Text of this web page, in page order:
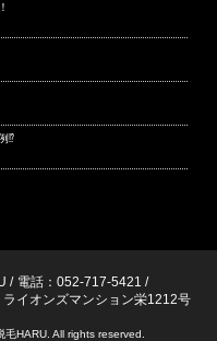
⁉
/ 電話：052-717-5421 /
イオンズマンション栄1212号
HARU. All rights reserved.